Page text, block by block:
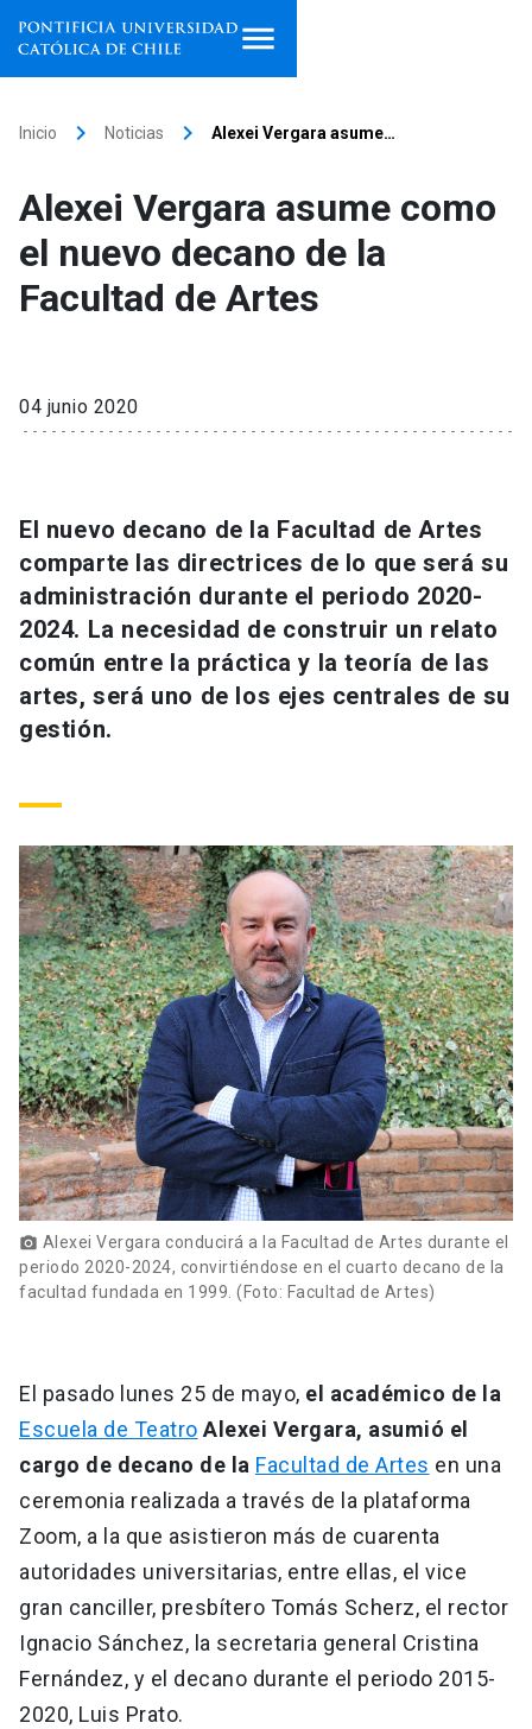
Facultades, escuelas e
institutos
Investigación
Extensión
Universidad
Información para keyboard_arrow_down
Futuros estudiantes
Estudiantes
Personal
Alumni launch
Padres y familia
Vecinos launch
Go to english site launch
ACCESOS DIRECTOS
Correo UC launch
Mi Portal UC launch
Medios Biblioteca launch
Donaciones launch
Inicio keyboard_arrow_right Noticias keyboard_arrow_right Alexei Vergara asume…
Alexei Vergara asume como
el nuevo decano de la
Facultad de Artes
04 junio 2020
El nuevo decano de la Facultad de Artes
comparte las directrices de lo que será su
administración durante el periodo 2020-
2024. La necesidad de construir un relato
común entre la práctica y la teoría de las
artes, será uno de los ejes centrales de su
gestión.
photo_camera Alexei Vergara conducirá a la Facultad de Artes durante el
periodo 2020-2024, convirtiéndose en el cuarto decano de la
facultad fundada en 1999. (Foto: Facultad de Artes)
El pasado lunes 25 de mayo, el académico de la
Escuela de Teatro Alexei Vergara, asumió el
cargo de decano de la Facultad de Artes en una
ceremonia realizada a través de la plataforma
Zoom, a la que asistieron más de cuarenta
autoridades universitarias, entre ellas, el vice
gran canciller, presbítero Tomás Scherz, el rector
Ignacio Sánchez, la secretaria general Cristina
Fernández, y el decano durante el periodo 2015-
2020, Luis Prato.